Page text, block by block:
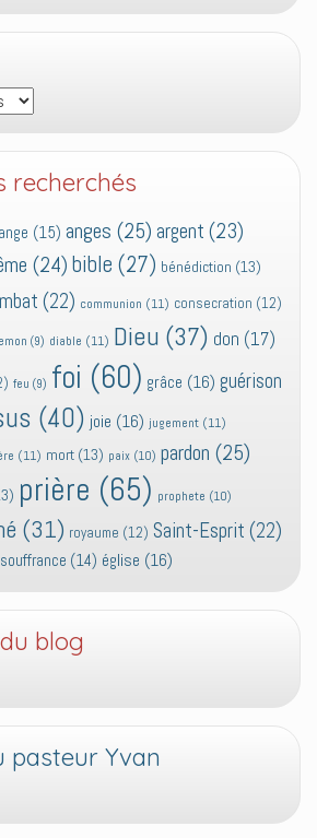
recherchés
ange (15) anges (25) argent (23)
(24) bible (27) bénédiction (13)
(22) communion (11) consecration (12)
(9) diable (11) Dieu (37) don (17)
feu (9) foi (60) grâce (16) guérison
(40) joie (16) jugement (11)
(11) mort (13) paix (10) pardon (25)
prière (65) prophete (10)
(31) royaume (12) Saint-Esprit (22)
souffrance (14) église (16)
blog
pasteur Yvan